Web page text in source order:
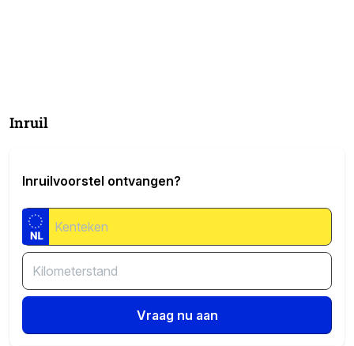
Inruil
Inruilvoorstel ontvangen?
Vraag nu aan